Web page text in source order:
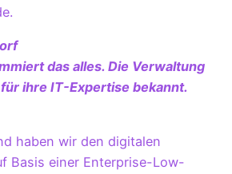
das alles. Die Verwaltung
ihre IT-Expertise bekannt.
haben wir den digitalen
Basis einer Enterprise-Low-